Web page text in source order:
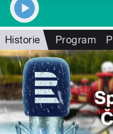
Historie Program